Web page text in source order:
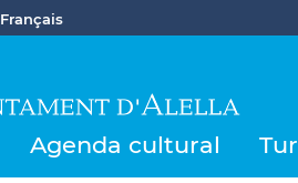
Français
Agenda cultural